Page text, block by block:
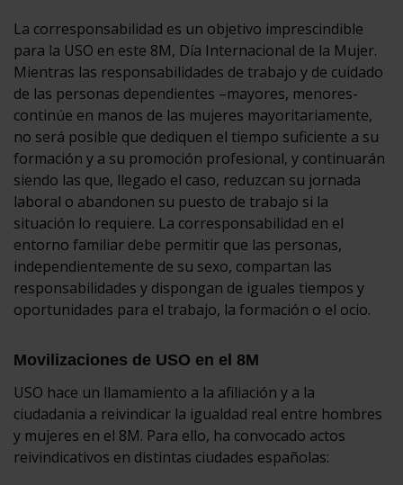
La corresponsabilidad es un objetivo imprescindible
para la USO en este 8M, Día Internacional de la Mujer.
Mientras las responsabilidades de trabajo y de cuidado
de las personas dependientes –mayores, menores-
continúe en manos de las mujeres mayoritariamente,
no será posible que dediquen el tiempo suficiente a su
formación y a su promoción profesional, y continuarán
siendo las que, llegado el caso, reduzcan su jornada
laboral o abandonen su puesto de trabajo si la
situación lo requiere. La corresponsabilidad en el
entorno familiar debe permitir que las personas,
independientemente de su sexo, compartan las
responsabilidades y dispongan de iguales tiempos y
oportunidades para el trabajo, la formación o el ocio.
Movilizaciones de USO en el 8M
USO hace un llamamiento a la afiliación y a la
ciudadania a reivindicar la igualdad real entre hombres
y mujeres en el 8M. Para ello, ha convocado actos
reivindicativos en distintas ciudades españolas: